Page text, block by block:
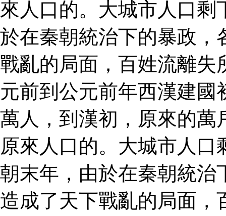
來人口的。大城市人口
於在秦朝統治下的暴政，
戰亂的局面，百姓流離失
元前到公元前年西漢建
萬人，到漢初，原來的萬
原來人口的。大城市人
朝末年，由於在秦朝統治
造成了天下戰亂的局面，